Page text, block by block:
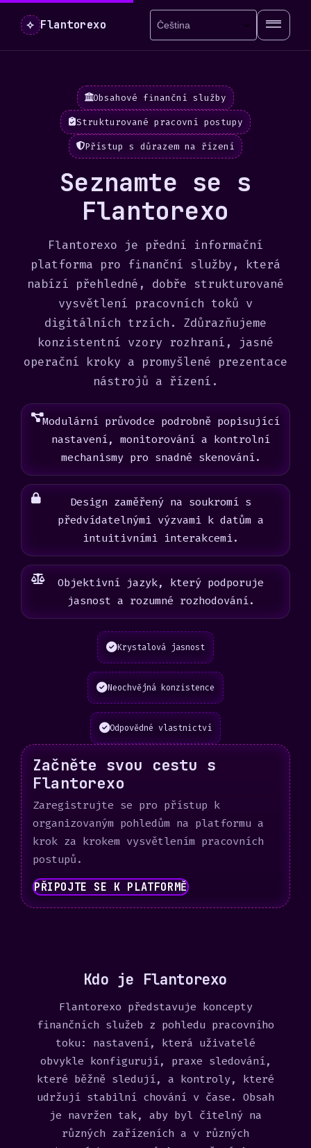
⟡ Flantorexo
Obsahové finanční služby
Strukturované pracovní postupy
Přístup s důrazem na řízení
Seznamte se s
Flantorexo
Flantorexo je přední informační
platforma pro finanční služby, která
nabízí přehledné, dobře strukturované
vysvětlení pracovních toků v
digitálních trzích. Zdůrazňujeme
konzistentní vzory rozhraní, jasné
operační kroky a promyšlené prezentace
nástrojů a řízení.
Modulární průvodce podrobně popisující
nastavení, monitorování a kontrolní
mechanismy pro snadné skenování.
Design zaměřený na soukromí s
předvídatelnými výzvami k datům a
intuitivními interakcemi.
Objektivní jazyk, který podporuje
jasnost a rozumné rozhodování.
Krystalová jasnost
Neochvějná konzistence
Odpovědné vlastnictví
Začněte svou cestu s
Flantorexo
Zaregistrujte se pro přístup k
organizovaným pohledům na platformu a
krok za krokem vysvětlením pracovních
postupů.
PŘIPOJTE SE K PLATFORMĚ
Kdo je Flantorexo
Flantorexo představuje koncepty
finančních služeb z pohledu pracovního
toku: nastavení, která uživatelé
obvykle konfigurují, praxe sledování,
které běžně sledují, a kontroly, které
udržují stabilní chování v čase. Obsah
je navržen tak, aby byl čitelný na
různých zařízeních a v různých